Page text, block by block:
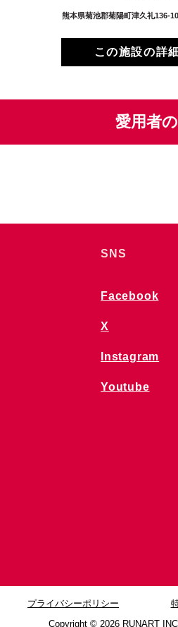
熊本県菊池郡菊陽町津久礼136-
この施設の詳
愛用者
SNS
Facebook
X
Instagram
Youtube
プライバシーポリシー
Copyright © 2026 RUNART